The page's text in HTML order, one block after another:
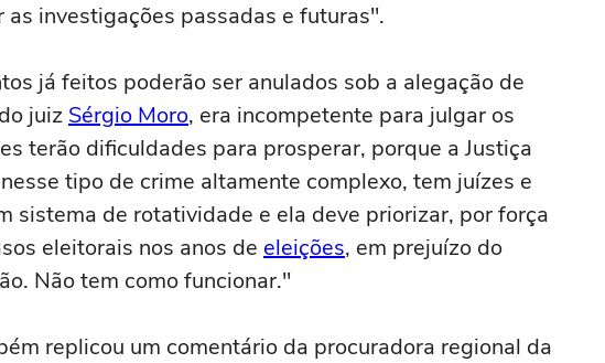
investigações passadas e futuras".
já feitos poderão ser anulados sob a alegação de
juiz Sérgio Moro, era incompetente para julgar os
terão dificuldades para prosperar, porque a Justiça
tipo de crime altamente complexo, tem juízes e
sistema de rotatividade e ela deve priorizar, por força
eleitorais nos anos de eleições, em prejuízo do
Não tem como funcionar."
replicou um comentário da procuradora regional da